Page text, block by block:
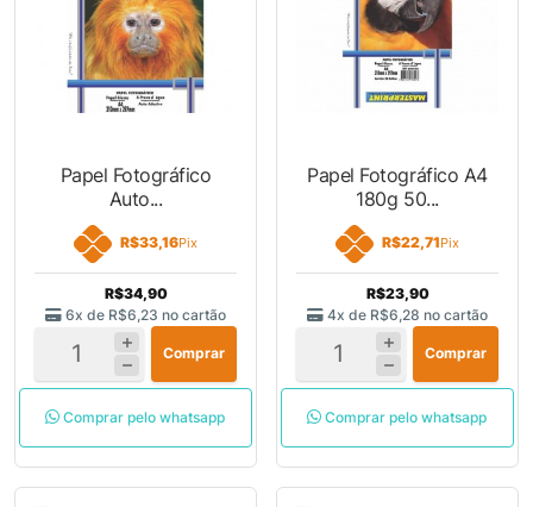
Papel Fotográfico
Auto...
R$33,16Pix
R$34,90
6x de R$6,23 no cartão
Comprar
Comprar pelo whatsapp
Papel Fotográfico A4
180g 50...
R$22,71Pix
R$23,90
4x de R$6,28 no cartão
Comprar
Comprar pelo whatsapp